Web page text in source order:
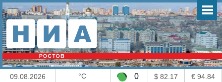
09.08.2026 °C 0 $ 82.17 € 94.84